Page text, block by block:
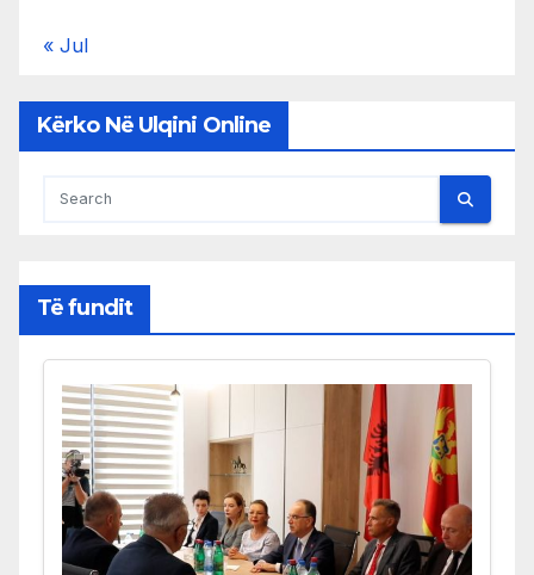
« Jul
Kërko Në Ulqini Online
Të fundit